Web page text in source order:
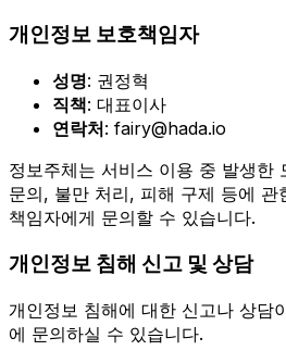
개인정보 보호책임자
성명: 권정혁
직책: 대표이사
연락처: fairy@hada.io
정보주체는 서비스 이용 중 발생한
문의, 불만 처리, 피해 구제 등에 관
책임자에게 문의할 수 있습니다.
개인정보 침해 신고 및 상담
개인정보 침해에 대한 신고나 상담
에 문의하실 수 있습니다.